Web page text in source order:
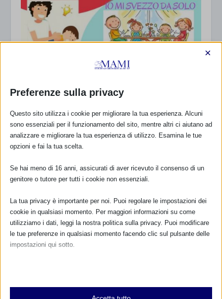
SAM 2022 a Borgomanero
RISPONDI
Preferenze sulla privacy
×
Questo sito utilizza i cookie per migliorare la tua esperienza. Alcuni
sono essenziali per il funzionamento del sito, mentre altri ci aiutano ad
analizzare e migliorare la tua esperienza di utilizzo. Esamina le tue
opzioni e fai la tua scelta.
Se hai meno di 16 anni, assicurati di aver ricevuto il consenso di un
genitore o tutore per tutti i cookie non essenziali.
La tua privacy è importante per noi. Puoi regolare le impostazioni dei
cookie in qualsiasi momento. Per maggiori informazioni su come
utilizziamo i dati, leggi la nostra politica sulla privacy. Puoi modificare
le tue preferenze in qualsiasi momento facendo clic sul pulsante delle
impostazioni qui sotto.
Essenziali